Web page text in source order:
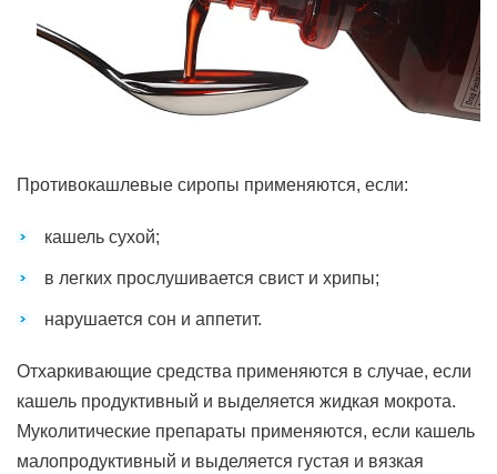
Противокашлевые сиропы применяются, если:
кашель сухой;
в легких прослушивается свист и хрипы;
нарушается сон и аппетит.
Отхаркивающие средства применяются в случае, если
кашель продуктивный и выделяется жидкая мокрота.
Муколитические препараты применяются, если кашель
малопродуктивный и выделяется густая и вязкая